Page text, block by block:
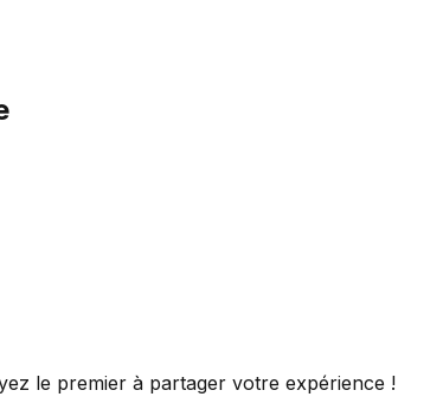
le premier à partager votre expérience !